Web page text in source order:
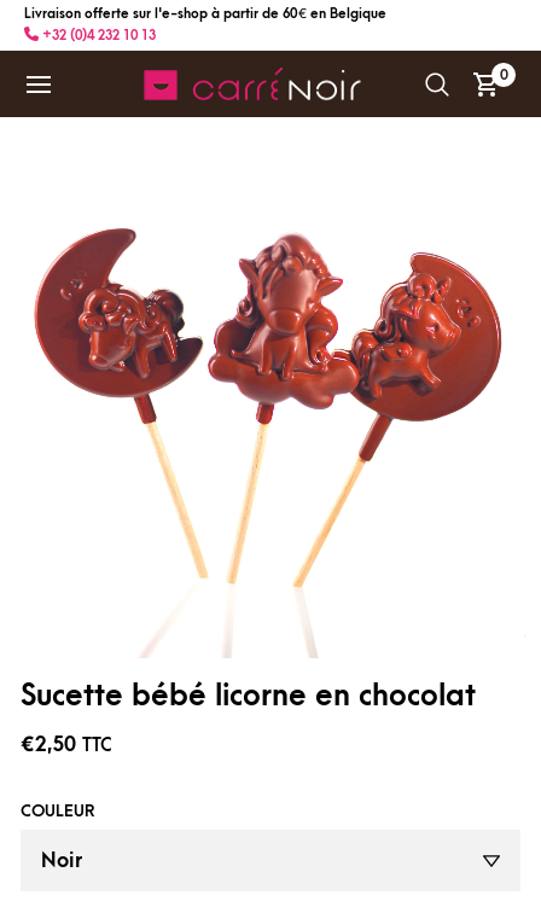
Livraison offerte sur l'e-shop à partir de 60 € en Belgique
+32 (0)4 232 10 13
0
Sucette bébé licorne en chocolat
€2,50 TTC
COULEUR